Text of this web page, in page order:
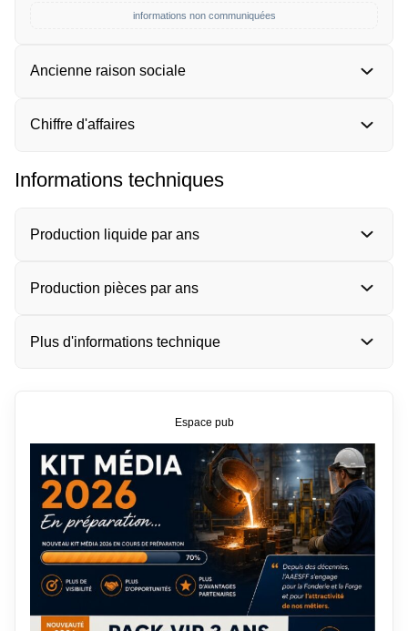
informations non communiquées
Ancienne raison sociale
Chiffre d'affaires
Informations techniques
Production liquide par ans
Production pièces par ans
Plus d'informations technique
Espace pub